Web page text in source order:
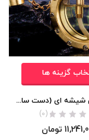
گزینه ها
فندک بنزینی شیشه ای (دست ساز – رومیزی) اورجینال
(0)
تومان